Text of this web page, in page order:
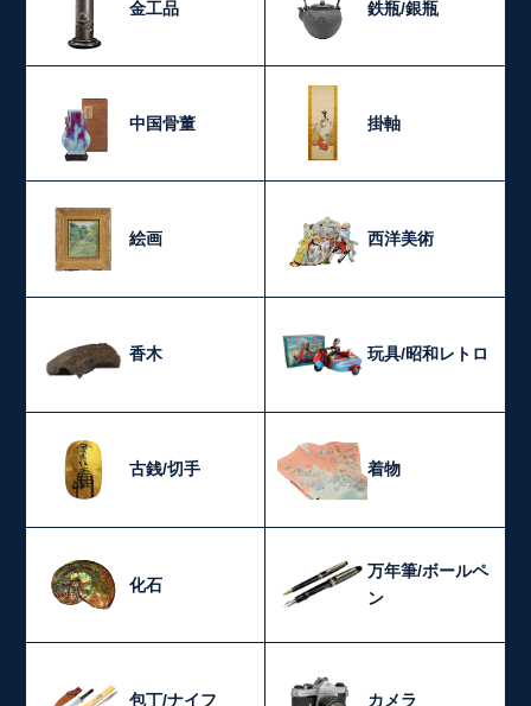
金工品 鉄瓶/銀瓶
中国骨董 掛軸
絵画 西洋美術
香木 玩具/昭和レトロ
古銭/切手 着物
化石
万年筆/ボールペ
ン
包丁/ナイフ カメラ